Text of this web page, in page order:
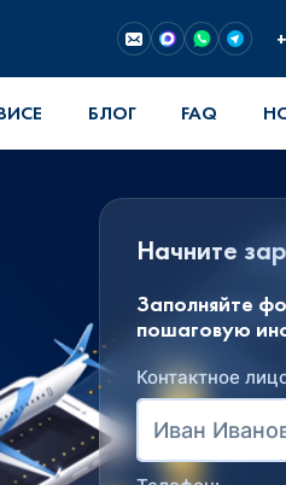
БЛОГ FAQ
Начните
Заполняйте
пошаговую
Контактное